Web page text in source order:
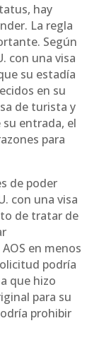
hay
La regla
Según
con una visa
su estadía
en su
de turista y
entrada, el
para
de poder
con una visa
de tratar de
en menos
podría
que hizo
para su
prohibir